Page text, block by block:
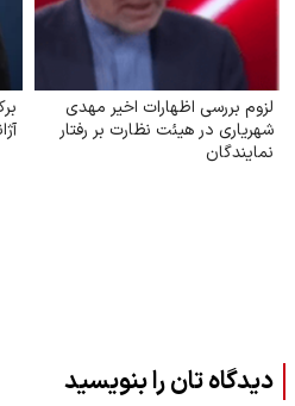
لزوم بررسی اظهارات اخیر مهدی
شهریاری در هیئت نظارت بر رفتار
نمایندگان
دیدگاه تان را بنویسید